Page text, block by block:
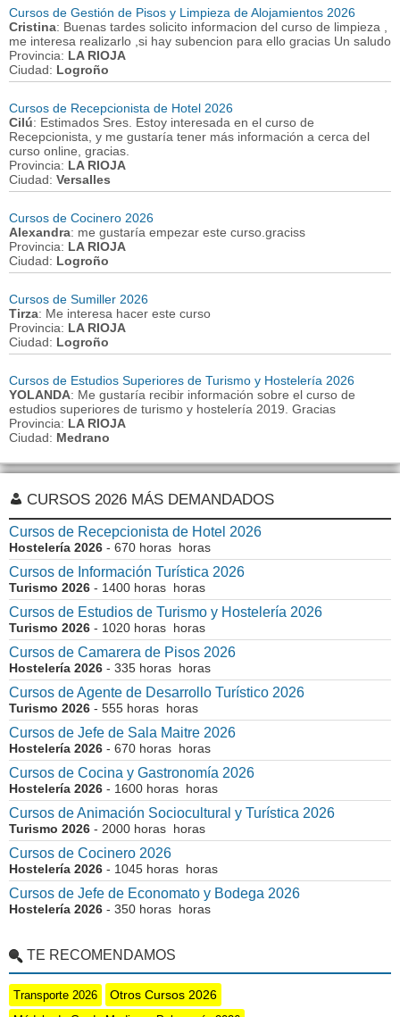
Cursos de Gestión de Pisos y Limpieza de Alojamientos 2026
Cristina: Buenas tardes solicito informacion del curso de limpieza ,
me interesa realizarlo ,si hay subencion para ello gracias Un saludo
Provincia: LA RIOJA
Ciudad: Logroño
Cursos de Recepcionista de Hotel 2026
Cilú: Estimados Sres. Estoy interesada en el curso de
Recepcionista, y me gustaría tener más información a cerca del
curso online, gracias.
Provincia: LA RIOJA
Ciudad: Versalles
Cursos de Cocinero 2026
Alexandra: me gustaría empezar este curso.graciss
Provincia: LA RIOJA
Ciudad: Logroño
Cursos de Sumiller 2026
Tirza: Me interesa hacer este curso
Provincia: LA RIOJA
Ciudad: Logroño
Cursos de Estudios Superiores de Turismo y Hostelería 2026
YOLANDA: Me gustaría recibir información sobre el curso de
estudios superiores de turismo y hostelería 2019. Gracias
Provincia: LA RIOJA
Ciudad: Medrano
CURSOS 2026 MÁS DEMANDADOS
Cursos de Recepcionista de Hotel 2026
Hostelería 2026 - 670 horas horas
Cursos de Información Turística 2026
Turismo 2026 - 1400 horas horas
Cursos de Estudios de Turismo y Hostelería 2026
Turismo 2026 - 1020 horas horas
Cursos de Camarera de Pisos 2026
Hostelería 2026 - 335 horas horas
Cursos de Agente de Desarrollo Turístico 2026
Turismo 2026 - 555 horas horas
Cursos de Jefe de Sala Maitre 2026
Hostelería 2026 - 670 horas horas
Cursos de Cocina y Gastronomía 2026
Hostelería 2026 - 1600 horas horas
Cursos de Animación Sociocultural y Turística 2026
Turismo 2026 - 2000 horas horas
Cursos de Cocinero 2026
Hostelería 2026 - 1045 horas horas
Cursos de Jefe de Economato y Bodega 2026
Hostelería 2026 - 350 horas horas
TE RECOMENDAMOS
Transporte 2026 Otros Cursos 2026